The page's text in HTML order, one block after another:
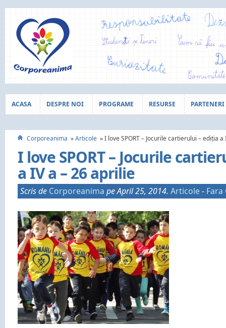
ACASA DESPRE NOI PROGRAME RESURSE PARTENERI
Corporeanima Articole I love SPORT – Jocurile cartierului – ediția
I love SPORT – Jocurile
a IV a – 26 aprilie
Scris de Corporeanima pe April 25, 2014. Articole -